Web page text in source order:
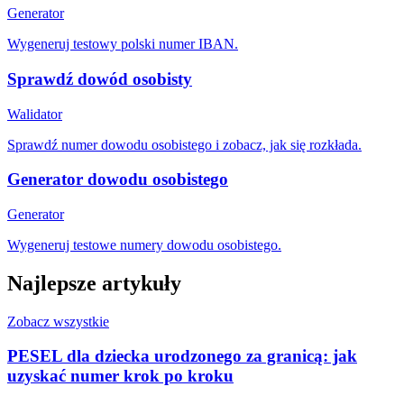
Generator
Wygeneruj testowy polski numer IBAN.
Sprawdź dowód osobisty
Walidator
Sprawdź numer dowodu osobistego i zobacz, jak się rozkłada.
Generator dowodu osobistego
Generator
Wygeneruj testowe numery dowodu osobistego.
Najlepsze artykuły
Zobacz wszystkie
PESEL dla dziecka urodzonego za granicą: jak
uzyskać numer krok po kroku